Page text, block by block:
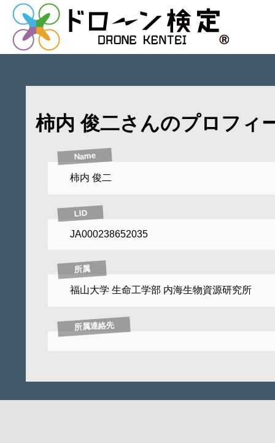
柿内 俊二さんのプロフィ
Name
柿内 俊二
LID
JA000238652035
所属
福山大学 生命工学部 内海生物資源研究所
所属連絡先